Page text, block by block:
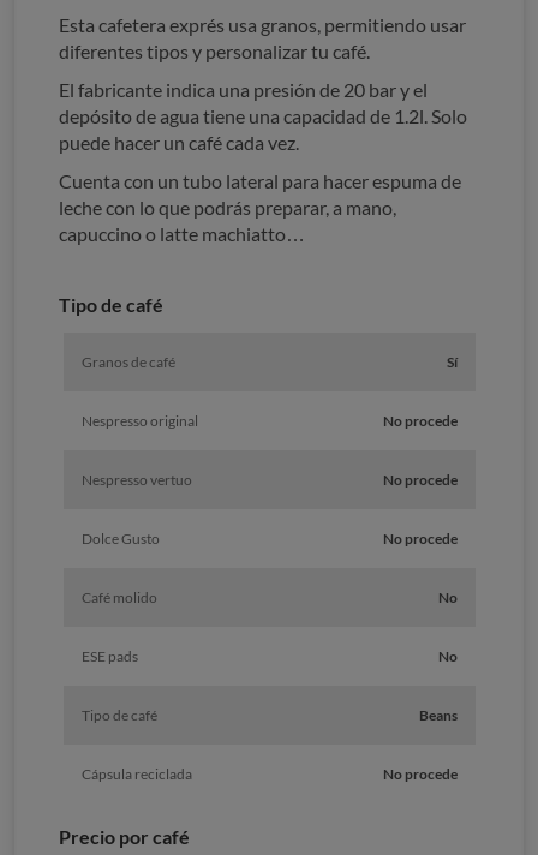
Esta cafetera exprés usa granos, permitiendo usar
diferentes tipos y personalizar tu café.
El fabricante indica una presión de 20 bar y el
depósito de agua tiene una capacidad de 1.2l. Solo
puede hacer un café cada vez.
Cuenta con un tubo lateral para hacer espuma de
leche con lo que podrás preparar, a mano,
capuccino o latte machiatto…
Tipo de café
Granos de café Sí
Nespresso original No procede
Nespresso vertuo No procede
Dolce Gusto No procede
Café molido No
ESE pads No
Tipo de café Beans
Cápsula reciclada No procede
Precio por café